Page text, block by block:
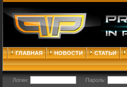
ГЛАВНАЯ НОВОСТИ СТАТЬИ
Логин: Пароль: